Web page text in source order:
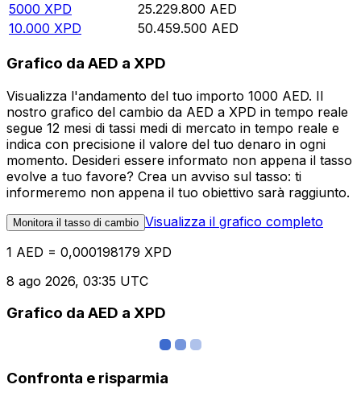
5000 XPD 25.229.800 AED
10.000 XPD 50.459.500 AED
Grafico da AED a XPD
Visualizza l'andamento del tuo importo 1000 AED. Il
nostro grafico del cambio da AED a XPD in tempo reale
segue 12 mesi di tassi medi di mercato in tempo reale e
indica con precisione il valore del tuo denaro in ogni
momento. Desideri essere informato non appena il tasso
evolve a tuo favore? Crea un avviso sul tasso: ti
informeremo non appena il tuo obiettivo sarà raggiunto.
Monitora il tasso di cambio Visualizza il grafico completo
1 AED = 0,000198179 XPD
8 ago 2026, 03:35 UTC
Grafico da AED a XPD
Confronta e risparmia